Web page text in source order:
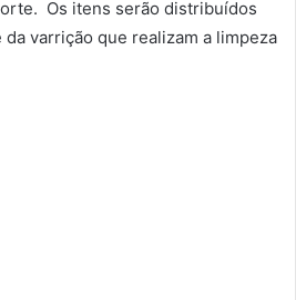
Os itens serão distribuídos
varrição que realizam a limpeza